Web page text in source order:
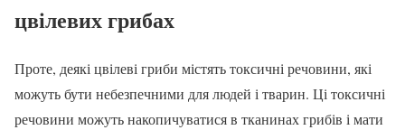
цвілевих грибах
Проте, деякі цвілеві гриби містять токсичні речовини, які
можуть бути небезпечними для людей і тварин. Ці токсичні
речовини можуть накопичуватися в тканинах грибів і мати